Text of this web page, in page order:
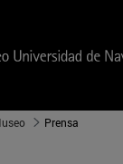
Prensa